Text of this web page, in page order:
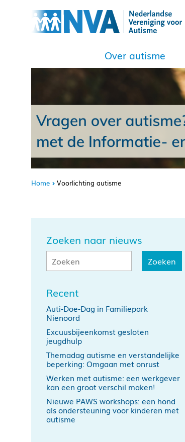
Over autisme
Home Voorlichting autisme
Zoeken naar nieuws
Recent
Auti-Doe-Dag in Familiepark
Nienoord
Excuusbijeenkomst gesloten
jeugdhulp
Themadag autisme en verstandelijke
beperking: Omgaan met onrust
Werken met autisme: een werkgever
kan een groot verschil maken!
Nieuwe PAWS workshops: een hond
als ondersteuning voor kinderen met
autisme